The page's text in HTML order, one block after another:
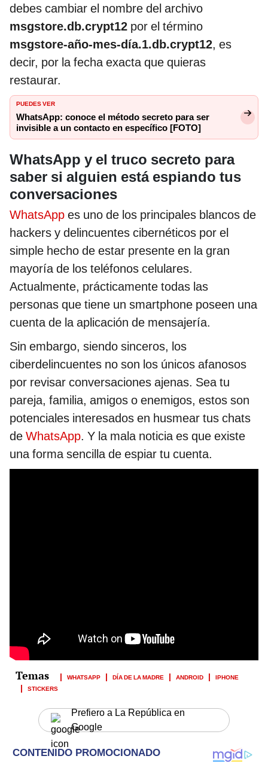
debes cambiar el nombre del archivo
msgstore.db.crypt12 por el término
msgstore-año-mes-día.1.db.crypt12, es
decir, por la fecha exacta que quieras
restaurar.
PUEDES VER
WhatsApp: conoce el método secreto para ser
invisible a un contacto en específico [FOTO]
WhatsApp y el truco secreto para
saber si alguien está espiando tus
conversaciones
WhatsApp es uno de los principales blancos de
hackers y delincuentes cibernéticos por el
simple hecho de estar presente en la gran
mayoría de los teléfonos celulares.
Actualmente, prácticamente todas las
personas que tiene un smartphone poseen una
cuenta de la aplicación de mensajería.
Sin embargo, siendo sinceros, los
ciberdelincuentes no son los únicos afanosos
por revisar conversaciones ajenas. Sea tu
pareja, familia, amigos o enemigos, estos son
potenciales interesados en husmear tus chats
de WhatsApp. Y la mala noticia es que existe
una forma sencilla de espiar tu cuenta.
WHATSAPP DÍA DE LA MADRE ANDROID
IPHONE
STICKERS
Prefiero a La República en
Google